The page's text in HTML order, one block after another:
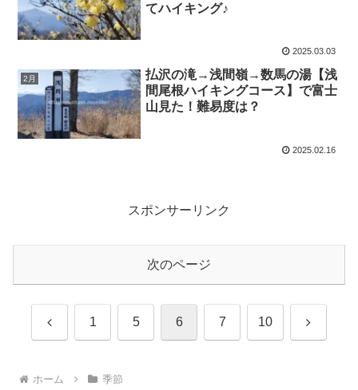
てハイキング♪
2025.03.03
2月
払沢の滝→浅間嶺→数馬の湯【浅
間尾根ハイキングコース】で富士
山見た！難易度は？
2025.02.16
スポンサーリンク
次のページ
前 1 5 6 7 10 次
ホーム 季節